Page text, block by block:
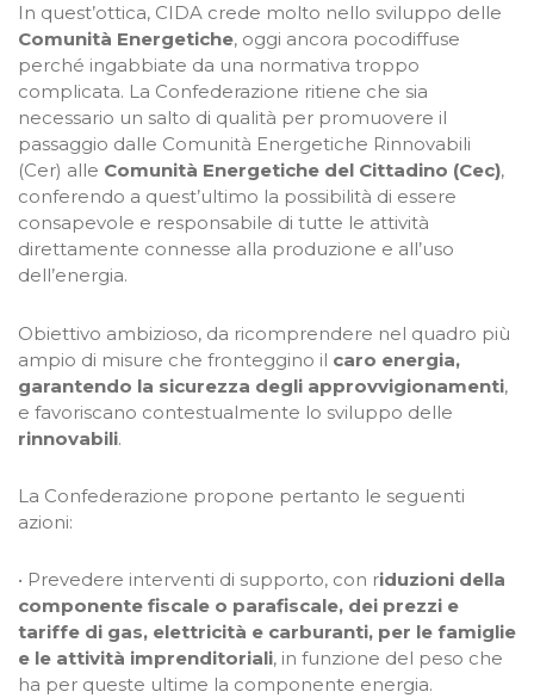
In quest’ottica, CIDA crede molto nello sviluppo delle
Comunità Energetiche, oggi ancora pocodiffuse
perché ingabbiate da una normativa troppo
complicata. La Confederazione ritiene che sia
necessario un salto di qualità per promuovere il
passaggio dalle Comunità Energetiche Rinnovabili
(Cer) alle Comunità Energetiche del Cittadino (Cec),
conferendo a quest’ultimo la possibilità di essere
consapevole e responsabile di tutte le attività
direttamente connesse alla produzione e all’uso
dell’energia.
Obiettivo ambizioso, da ricomprendere nel quadro più
ampio di misure che fronteggino il caro energia,
garantendo la sicurezza degli approvvigionamenti,
e favoriscano contestualmente lo sviluppo delle
rinnovabili.
La Confederazione propone pertanto le seguenti
azioni:
• Prevedere interventi di supporto, con riduzioni della
componente fiscale o parafiscale, dei prezzi e
tariffe di gas, elettricità e carburanti, per le famiglie
e le attività imprenditoriali, in funzione del peso che
ha per queste ultime la componente energia.